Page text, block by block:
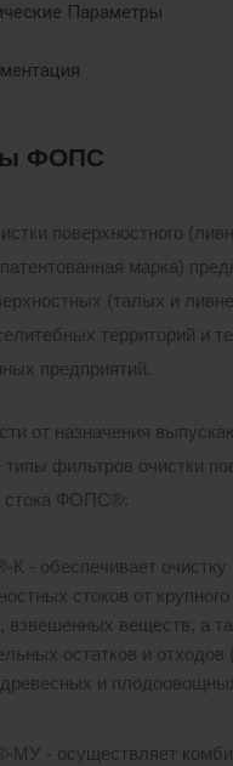
Параметры
ФОПС
поверхностного
марка)
(талых и
территорий и
предприятий.
от назначения
фильтров очистки
стока ФОПС®:
- обеспечивает очистку
стоков от
взвешенных веществ, а
остатков и отходов
и
- осуществляет